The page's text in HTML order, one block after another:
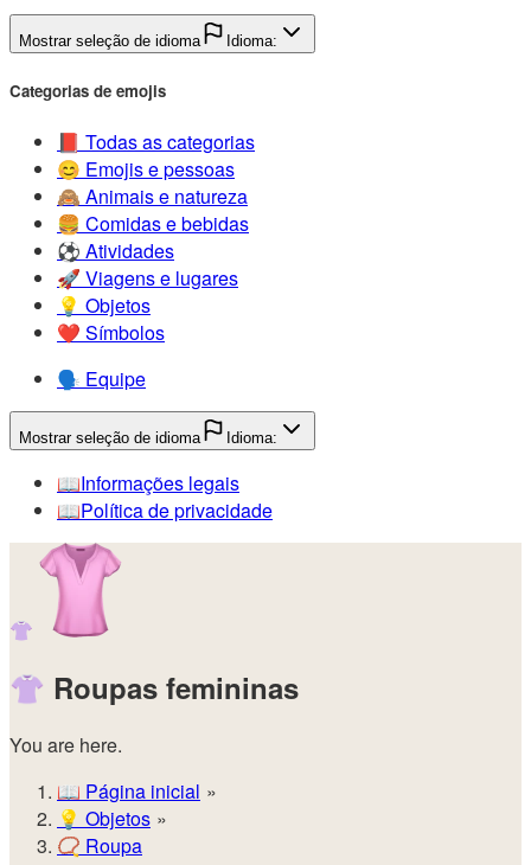
Mostrar seleção de idioma Idioma:
Categorias de emojis
📕️ Todas as categorias
😊️ Emojis e pessoas
🙈️ Animais e natureza
🍔️ Comidas e bebidas
⚽️ Atividades
🚀️ Viagens e lugares
💡️ Objetos
❤️ Símbolos
🗣️ Equipe
Mostrar seleção de idioma Idioma:
📖️Informações legais
📖️Política de privacidade
👚
👚 Roupas femininas
You are here.
📖 Página inicial
💡️ Objetos
📿 Roupa